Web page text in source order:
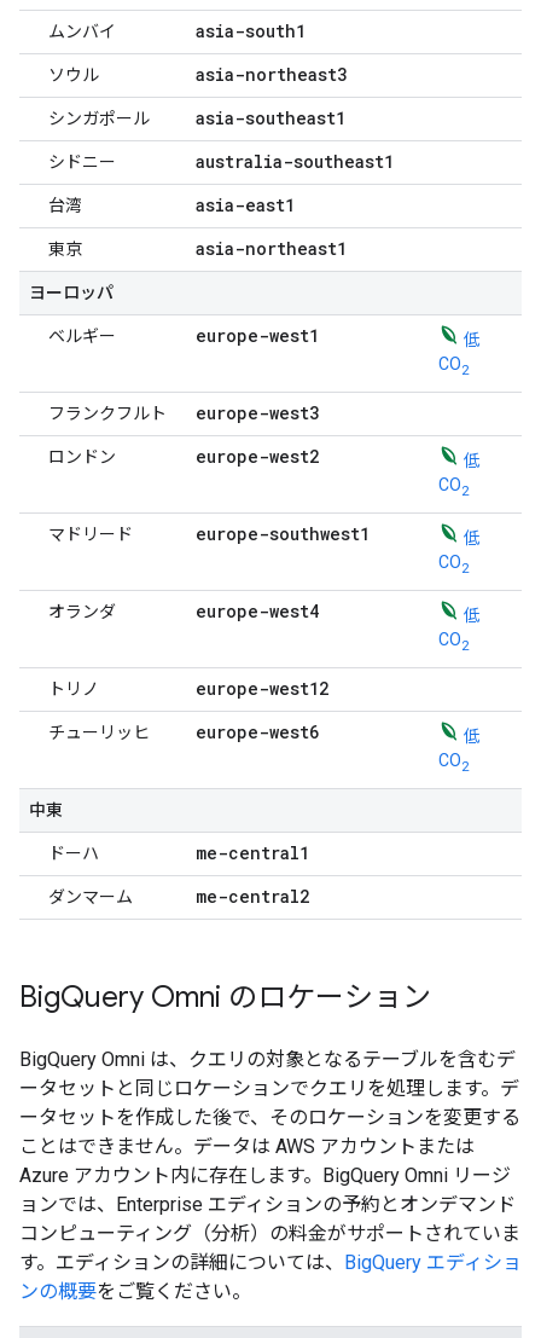
ムンバイ asia-south1
ソウル asia-northeast3
シンガポール asia-southeast1
シドニー australia-southeast1
台湾 asia-east1
東京 asia-northeast1
ヨーロッパ
ベルギー europe-west1
低
CO2
フランクフルト europe-west3
ロンドン europe-west2
低
CO2
マドリード europe-southwest1
低
CO2
オランダ europe-west4
低
CO2
トリノ europe-west12
チューリッヒ europe-west6
低
CO2
中東
ドーハ me-central1
ダンマーム me-central2
BigQuery Omni のロケーション
BigQuery Omni は、クエリの対象となるテーブルを含むデ
ータセットと同じロケーションでクエリを処理します。デ
ータセットを作成した後で、そのロケーションを変更する
ことはできません。データは AWS アカウントまたは
Azure アカウント内に存在します。BigQuery Omni リージ
ョンでは、Enterprise エディションの予約とオンデマンド
コンピューティング（分析）の料金がサポートされていま
す。エディションの詳細については、 BigQuery エディショ
ンの概要をご覧ください。